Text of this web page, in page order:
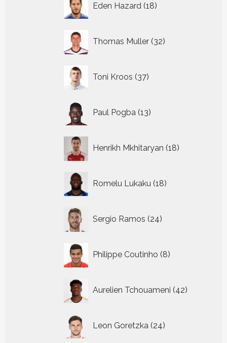
Eden Hazard 18
producten
Thomas Muller 32
producten
Toni Kroos 37
producten
Paul Pogba 13
producten
Henrikh Mkhitaryan 18
producten
Romelu Lukaku 18
producten
Sergio Ramos 24
producten
Philippe Coutinho 8
producten
Aurelien Tchouameni 42
producten
Leon Goretzka 24
producten